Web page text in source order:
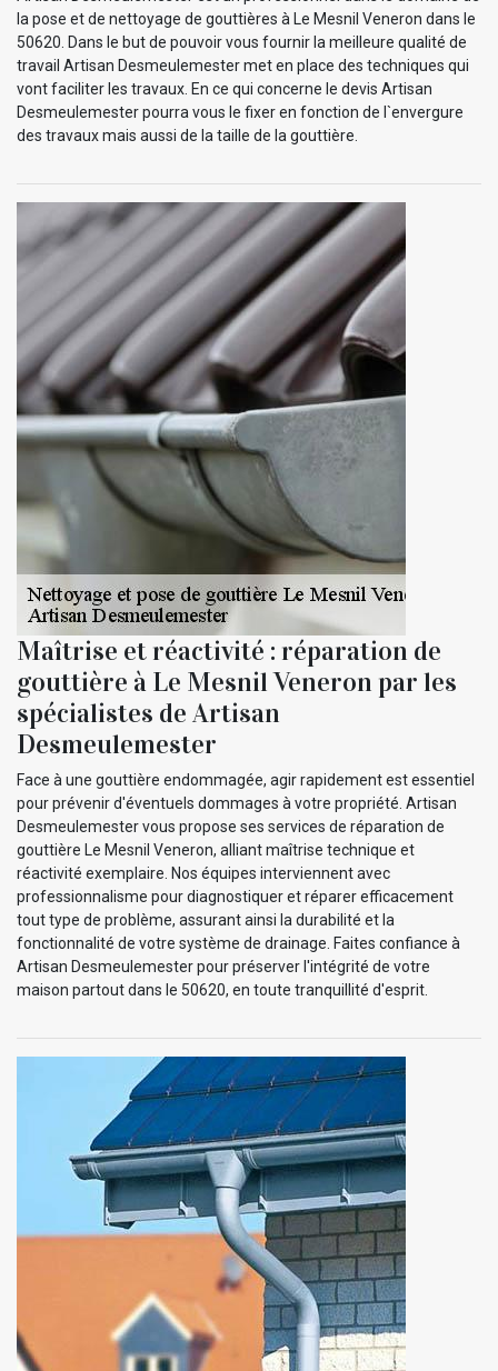
la pose et de nettoyage de gouttières à Le Mesnil Veneron dans le
50620. Dans le but de pouvoir vous fournir la meilleure qualité de
travail Artisan Desmeulemester met en place des techniques qui
vont faciliter les travaux. En ce qui concerne le devis Artisan
Desmeulemester pourra vous le fixer en fonction de l`envergure
des travaux mais aussi de la taille de la gouttière.
Maîtrise et réactivité : réparation de
gouttière à Le Mesnil Veneron par les
spécialistes de Artisan
Desmeulemester
Face à une gouttière endommagée, agir rapidement est essentiel
pour prévenir d'éventuels dommages à votre propriété. Artisan
Desmeulemester vous propose ses services de réparation de
gouttière Le Mesnil Veneron, alliant maîtrise technique et
réactivité exemplaire. Nos équipes interviennent avec
professionnalisme pour diagnostiquer et réparer efficacement
tout type de problème, assurant ainsi la durabilité et la
fonctionnalité de votre système de drainage. Faites confiance à
Artisan Desmeulemester pour préserver l'intégrité de votre
maison partout dans le 50620, en toute tranquillité d'esprit.